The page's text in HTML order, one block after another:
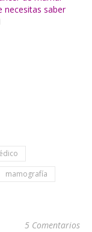
necesitas saber
mamografía
5 Comentarios